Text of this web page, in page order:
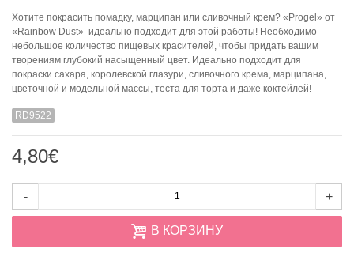
Хотите покрасить помадку, марципан или сливочный крем? «Progel» от
«Rainbow Dust» идеально подходит для этой работы! Необходимо
небольшое количество пищевых красителей, чтобы придать вашим
творениям глубокий насыщенный цвет. Идеально подходит для
покраски сахара, королевской глазури, сливочного крема, марципана,
цветочной и модельной массы, теста для торта и даже коктейлей!
RD9522
4,80€
- +
В КОРЗИНУ